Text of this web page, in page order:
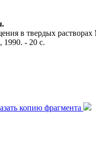
в твердых
- 20 с.
копию фрагмента